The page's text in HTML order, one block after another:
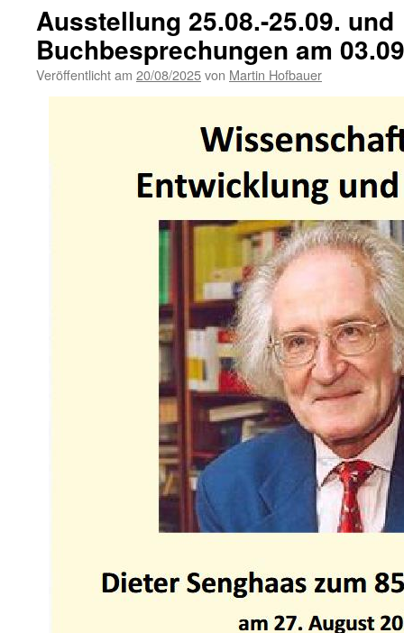
die
des
Biberach
Gaza-
Krieg
Ausstellung 25.08.-25.09. und
Buchbesprechungen am
Veröffentlicht am 20/08/2025von Martin Hofbauer